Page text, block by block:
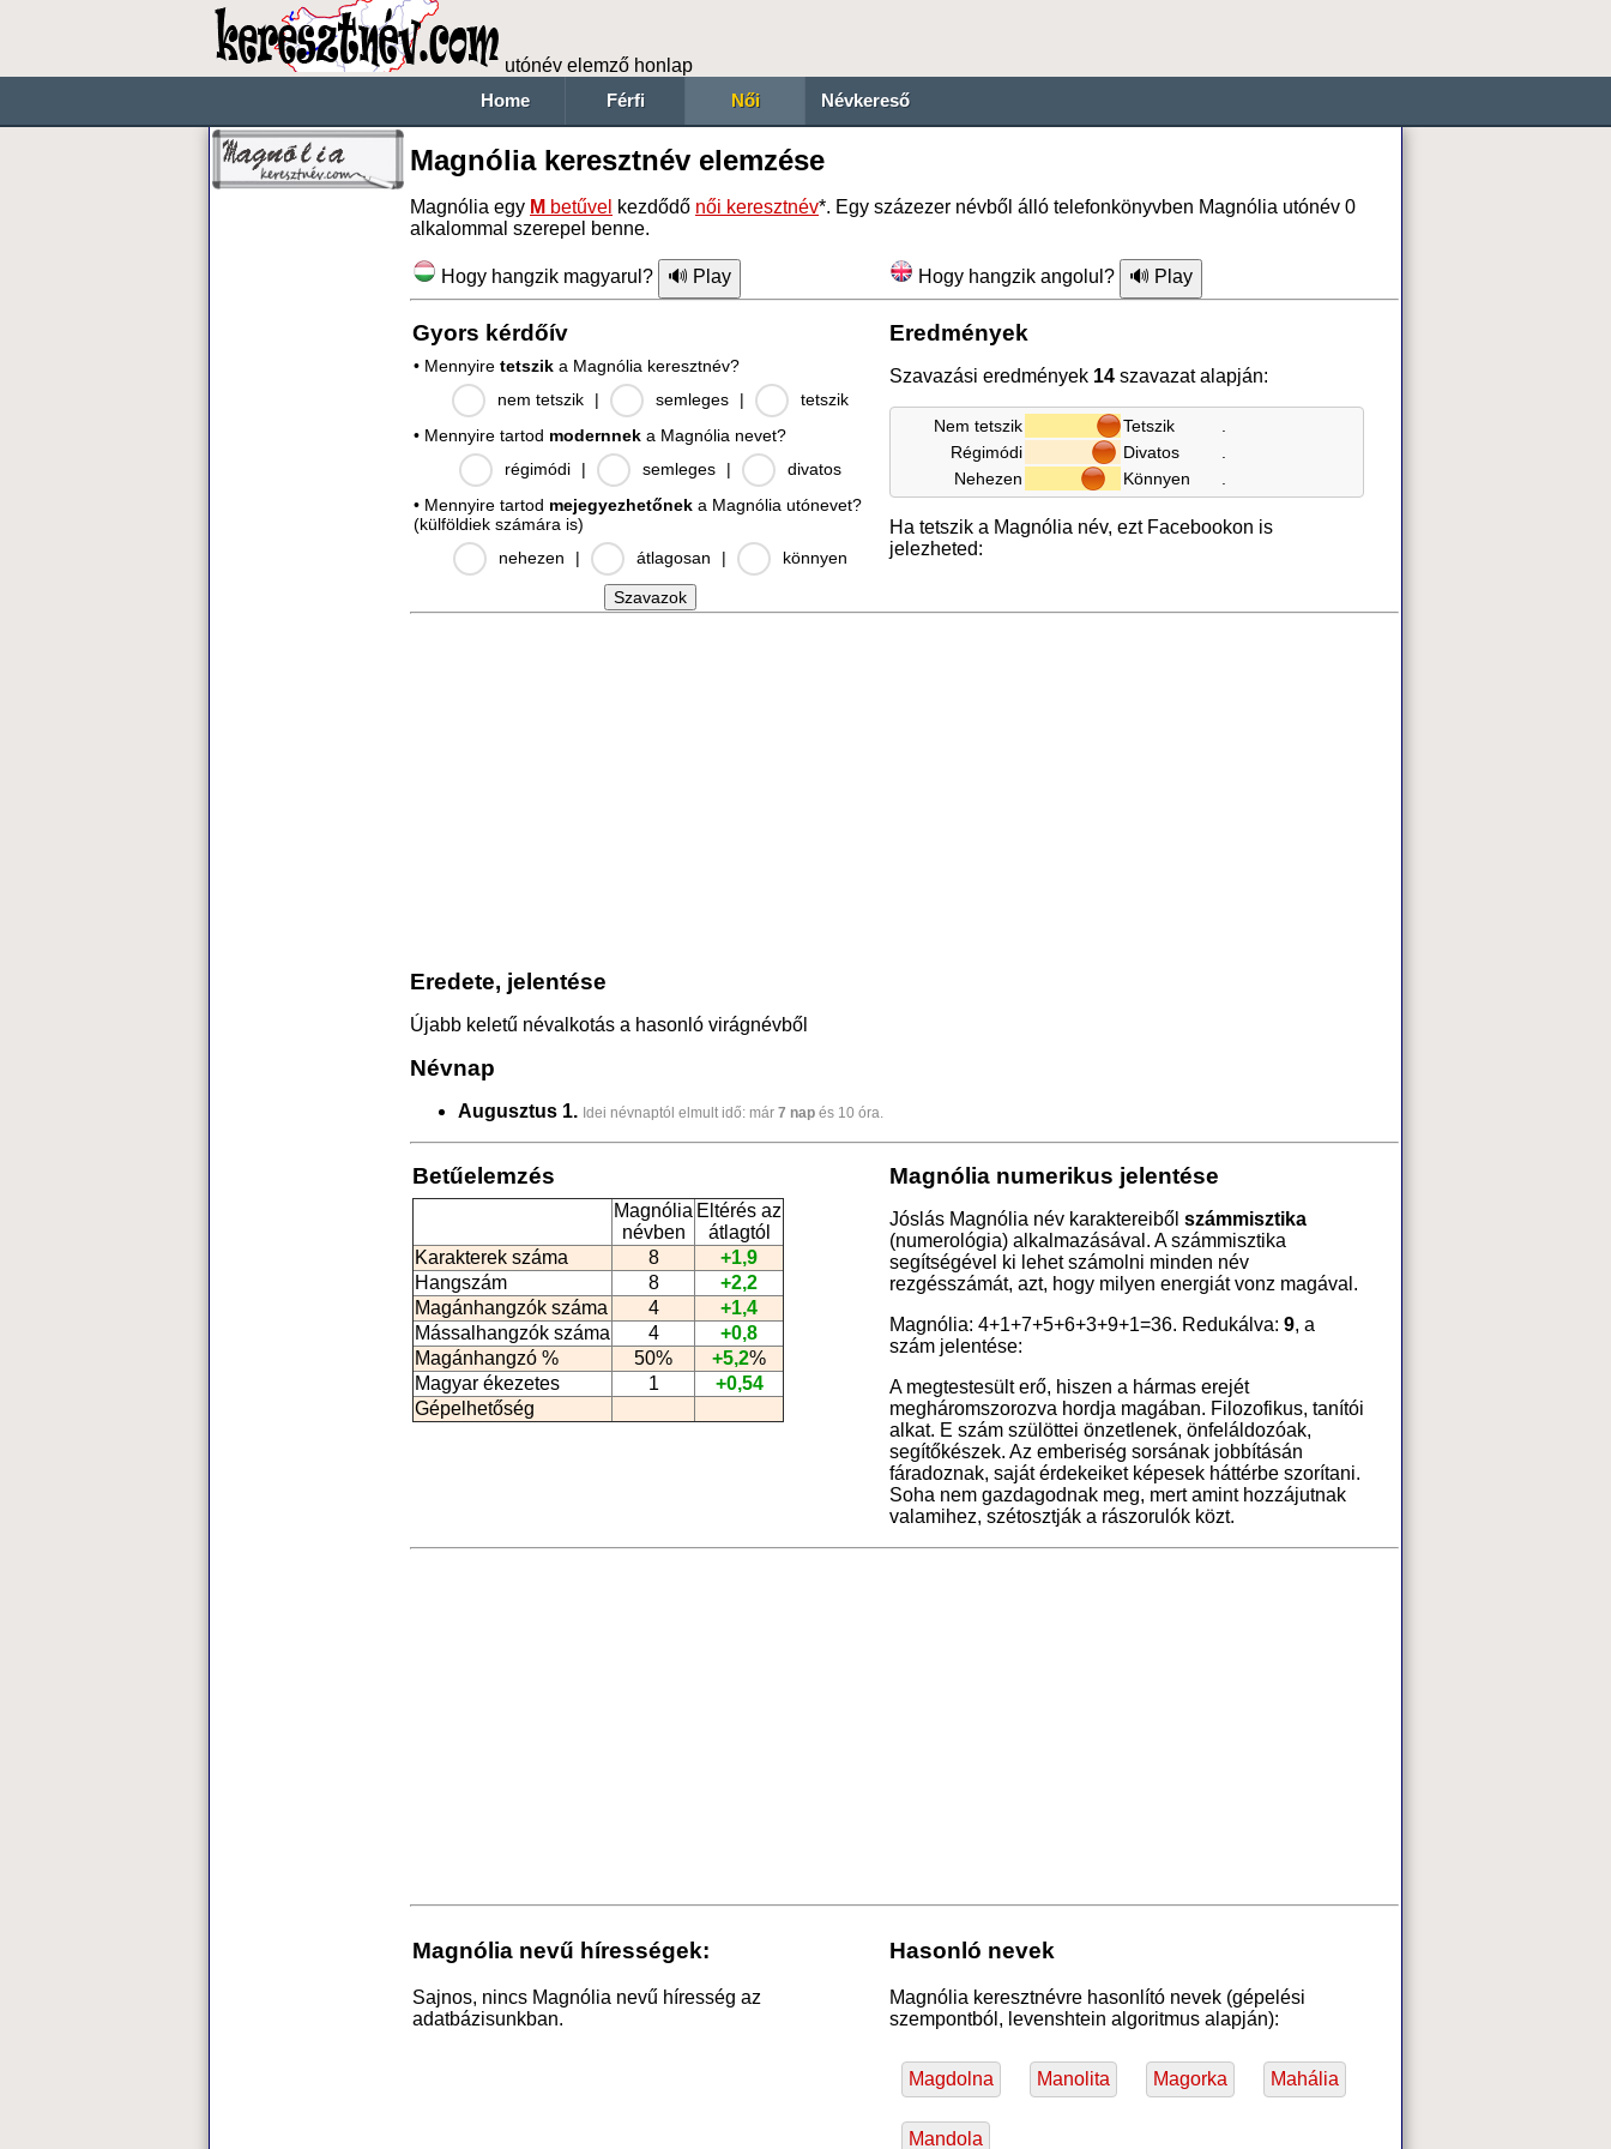
utónév elemző honlap
Home Férfi Női Névkereső
Magnólia keresztnév elemzése
Magnólia egy M betűvel kezdődő női keresztnév*. Egy százezer névből álló telefonkönyvben Magnólia utónév 0
alkalommal szerepel benne.
Hogy hangzik magyarul? Hogy hangzik angolul?
Gyors kérdőív
• Mennyire tetszik a Magnólia keresztnév?
nem tetszik
| semleges |
tetszik
• Mennyire tartod modernnek a Magnólia nevet?
régimódi
| semleges |
divatos
• Mennyire tartod mejegyezhetőnek a Magnólia utónevet?
(külföldiek számára is)
nehezen
| átlagosan | könnyen
Eredmények
Szavazási eredmények 14 szavazat alapján:
Nem tetszik Tetszik
Régimódi
Divatos
Nehezen
Könnyen
Ha tetszik a Magnólia név, ezt Facebookon is
jelezheted:
Eredete, jelentése
Újabb keletű névalkotás a hasonló virágnévből
Névnap
Augusztus 1. Idei névnaptól elmult idő: már 7 nap és 10 óra.
Betűelemzés
Magnólia
névben
Eltérés az
átlagtól
Karakterek száma
8
+1,9
Hangszám
8
+2,2
Magánhangzók száma
4
+1,4
Mássalhangzók száma
4
+0,8
Magánhangzó %
50% +5,2%
Magyar ékezetes
1
+0,54
Gépelhetőség
Magnólia numerikus jelentése
Jóslás Magnólia név karaktereiből számmisztika
(numerológia) alkalmazásával. A számmisztika
segítségével ki lehet számolni minden név
rezgésszámát, azt, hogy milyen energiát vonz magával.
Magnólia: 4+1+7+5+6+3+9+1=36. Redukálva: 9, a
szám jelentése:
A megtestesült erő, hiszen a hármas erejét
megháromszorozva hordja magában. Filozofikus, tanítói
alkat. E szám szülöttei önzetlenek, önfeláldozóak,
segítőkészek. Az emberiség sorsának jobbításán
fáradoznak, saját érdekeiket képesek háttérbe szorítani.
Soha nem gazdagodnak meg, mert amint hozzájutnak
valamihez, szétosztják a rászorulók közt.
Magnólia nevű hírességek:
Sajnos, nincs Magnólia nevű híresség az
adatbázisunkban.
Hasonló nevek
Magnólia keresztnévre hasonlító nevek (gépelési
szempontból, levenshtein algoritmus alapján):
Magdolna Manolita Magorka Mahália
Mandola